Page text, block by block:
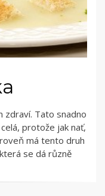
zdraví. Tato snadno
protože jak nať,
má tento druh
se dá různě